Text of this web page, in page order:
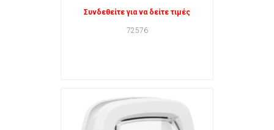
Συνδεθείτε για να δείτε τιμές
72576